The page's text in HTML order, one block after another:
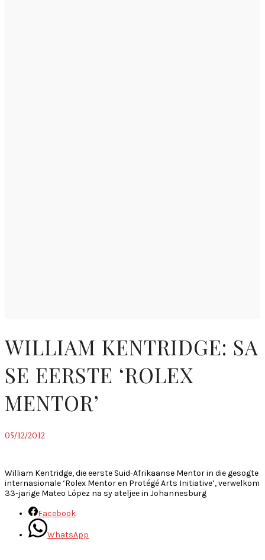
WILLIAM KENTRIDGE: SA
SE EERSTE ‘ROLEX
MENTOR’
05/12/2012
William Kentridge, die eerste Suid-Afrikaanse Mentor in die gesogte
internasionale ‘Rolex Mentor en Protégé Arts Initiative’, verwelkom
33-jarige Mateo López na sy ateljee in Johannesburg
Facebook
WhatsApp